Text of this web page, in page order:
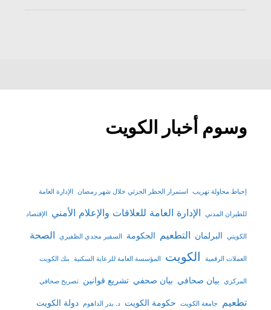
وسوم أخبار الكويت
إحباط محاولة تهريب استمرار الحظر الجزئي خلال شهر رمضان الإدارة العامة
للطيران المدني الإدارة العامة للعلاقات والإعلام الأمني الإقتصاد
الكويتي البرلمان التطعيم الحكومة السفير مجدي الظفيري الصحة
العملات الرقمية الكويت المؤسسة العامة للرعاية السكنية بنك الكويت
المركزي بيان صحافي بيان صحفي تشريع قوانين تصريح صحافي
تطعيم جامعة الكويت حكومة الكويت د. بدر الداهوم دولة الكويت